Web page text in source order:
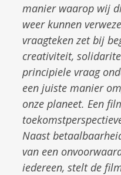
manier waarop wij
weer kunnen
vraagteken zet bij
creativiteit,
principiele vraag
een juiste manier
onze planeet. Een
Naast
van een
iedereen, stelt de